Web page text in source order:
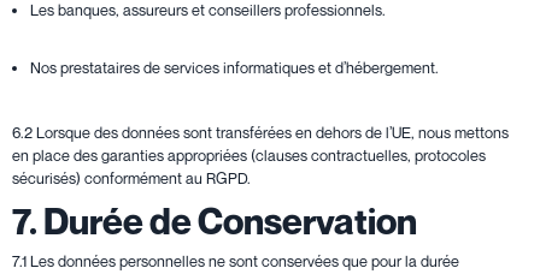
Les banques, assureurs et conseillers professionnels.
Nos prestataires de services informatiques et d’hébergement.
6.2 Lorsque des données sont transférées en dehors de l’UE, nous mettons
en place des garanties appropriées (clauses contractuelles, protocoles
sécurisés) conformément au RGPD.
7. Durée de Conservation
7.1 Les données personnelles ne sont conservées que pour la durée